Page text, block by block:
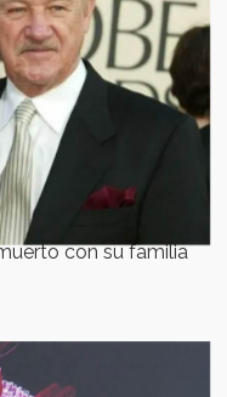
con su familia